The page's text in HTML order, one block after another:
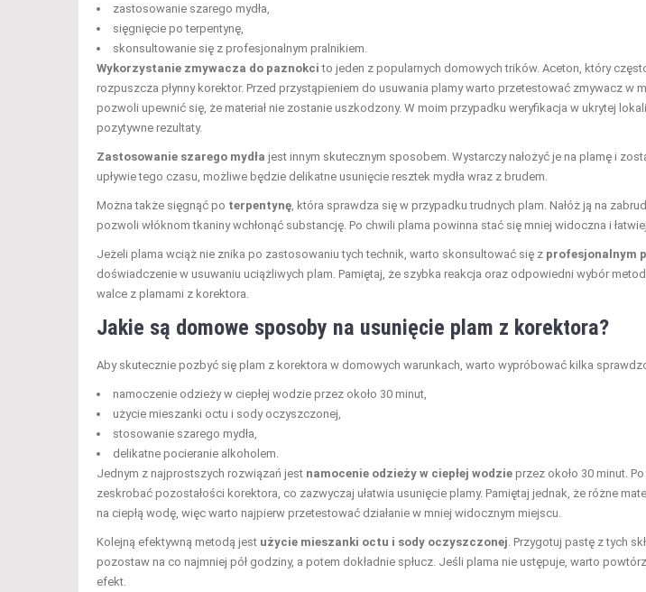
zastosowanie szarego mydła,
sięgnięcie po terpentynę,
skonsultowanie się z profesjonalnym pralnikiem.
Wykorzystanie zmywacza do paznokci to jeden z popularnych domowych trików. Aceton, który
rozpuszcza płynny korektor. Przed przystąpieniem do usuwania plamy warto przetestować zmywacz w
pozwoli upewnić się, że materiał nie zostanie uszkodzony. W moim przypadku weryfikacja w ukrytej
pozytywne rezultaty.
Zastosowanie szarego mydła jest innym skutecznym sposobem. Wystarczy nałożyć je na plamę i
upływie tego czasu, możliwe będzie delikatne usunięcie resztek mydła wraz z brudem.
Można także sięgnąć po terpentynę , która sprawdza się w przypadku trudnych plam. Nałóż ją na
pozwoli włóknom tkaniny wchłonąć substancję. Po chwili plama powinna stać się mniej widoczna i
Jeżeli plama wciąż nie znika po zastosowaniu tych technik, warto skonsultować się z profesjonalnym
doświadczenie w usuwaniu uciążliwych plam. Pamiętaj, że szybka reakcja oraz odpowiedni wybór
walce z plamami z korektora.
Jakie są domowe sposoby na usunięcie plam z korektora?
Aby skutecznie pozbyć się plam z korektora w domowych warunkach, warto wypróbować kilka
namoczenie odzieży w ciepłej wodzie przez około 30 minut,
użycie mieszanki octu i sody oczyszczonej,
stosowanie szarego mydła,
delikatne pocieranie alkoholem.
Jednym z najprostszych rozwiązań jest namocenie odzieży w ciepłej wodzie przez około 30 minut.
zeskrobać pozostałości korektora, co zazwyczaj ułatwia usunięcie plamy. Pamiętaj jednak, że różne
na ciepłą wodę, więc warto najpierw przetestować działanie w mniej widocznym miejscu.
Kolejną efektywną metodą jest użycie mieszanki octu i sody oczyszczonej . Przygotuj pastę z tych
pozostaw na co najmniej pół godziny, a potem dokładnie spłucz. Jeśli plama nie ustępuje, warto
efekt.